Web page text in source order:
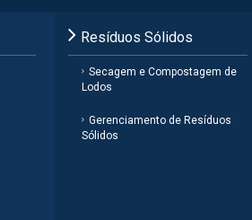
Resíduos Sólidos
Secagem e Compostagem de
Lodos
Gerenciamento de Resíduos
Sólidos